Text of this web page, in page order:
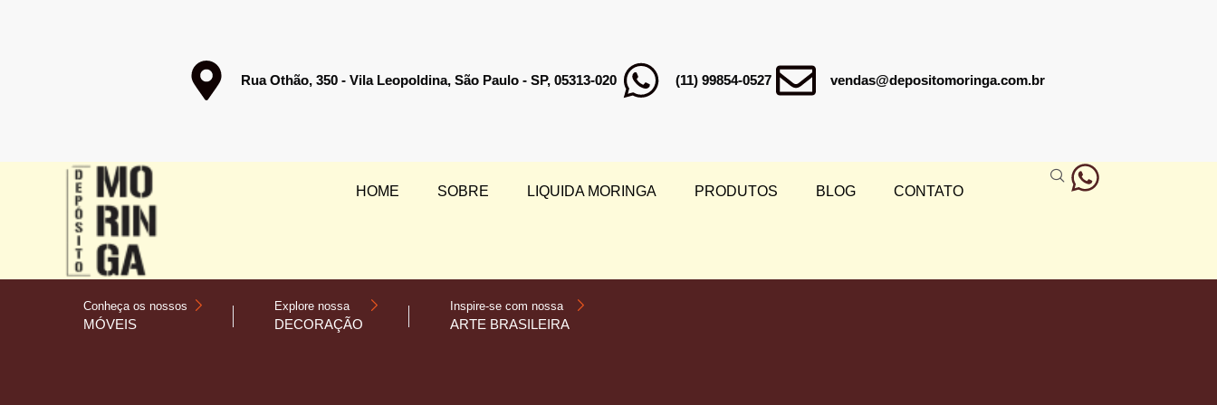
Rua Othão, 350 - Vila Leopoldina, São Paulo - SP, 05313-020 (11) 99854-0527 vendas@depositomoringa.com.br
HOME SOBRE LIQUIDA MORINGA PRODUTOS BLOG CONTATO
Conheça os nossos
MÓVEIS
Explore nossa
DECORAÇÃO
Inspire-se com nossa
ARTE BRASILEIRA